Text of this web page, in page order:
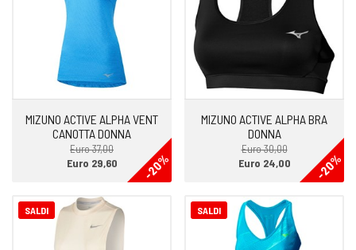
MIZUNO ACTIVE ALPHA VENT
CANOTTA DONNA
Euro 37,00
-20%
Euro 29,60
MIZUNO ACTIVE ALPHA BRA
DONNA
Euro 30,00
-20%
Euro 24,00
SALDI SALDI